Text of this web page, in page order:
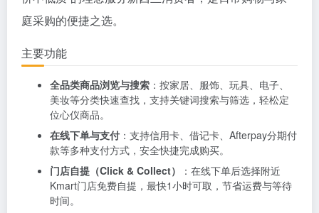
庭采购的便捷之选。
主要功能
全品类商品浏览与搜索 ：按家居、服饰、玩具、电子、
美妆等分类快速查找，支持关键词搜索与筛选，轻松定
位心仪商品。
在线下单与支付 ：支持信用卡、借记卡、Afterpay分期付
款等多种支付方式，安全快捷完成购买。
门店自提（Click & Collect）
：在线下单后选择附近
Kmart门店免费自提，最快1小时可取，节省运费与等待
时间。